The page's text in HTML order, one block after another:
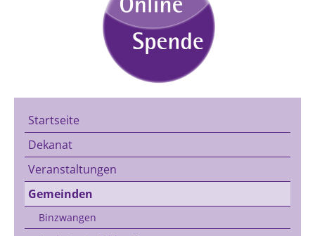
Startseite
Dekanat
Veranstaltungen
Gemeinden
Binzwangen